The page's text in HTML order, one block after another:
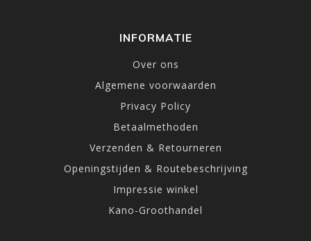
INFORMATIE
Over ons
Algemene voorwaarden
Privacy Policy
Betaalmethoden
Verzenden & Retourneren
Openingstijden & Routebeschrijving
Impressie winkel
Kano-Groothandel